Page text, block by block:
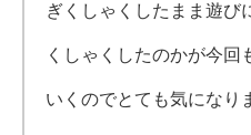
ぎくしゃくしたまま遊び
くしゃくしたのかが今回
いくのでとても気になり